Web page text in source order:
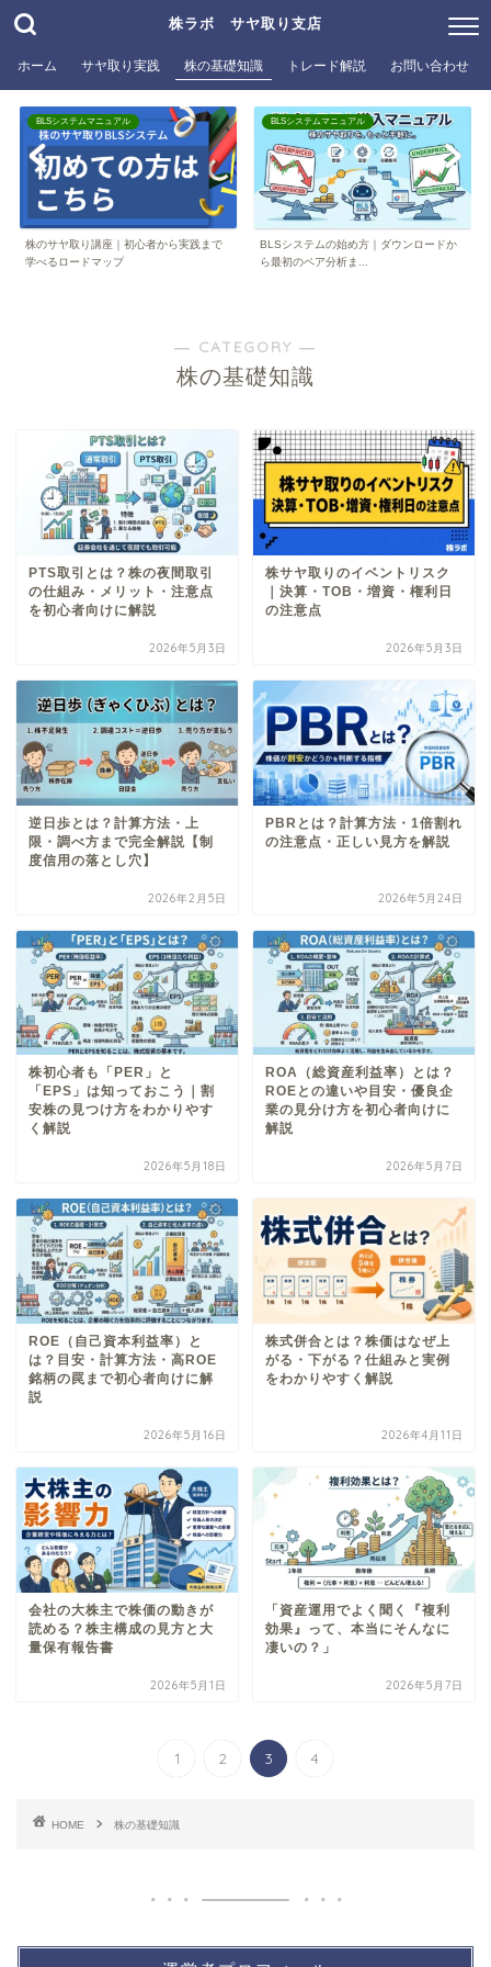
株ラボ サヤ取り支店
ホーム サヤ取り実践 株の基礎知識 トレード解説 お問い合わせ
BLSシステムマニュアル
株のサヤ取り講座｜初心者から実践まで
学べるロードマップ
BLSシステムマニュアル
BLSシステムの始め方｜ダウンロードか
ら最初のペア分析ま...
― CATEGORY ―
株の基礎知識
PTS取引とは？株の夜間取引
の仕組み・メリット・注意点
を初心者向けに解説
2026年5月3日
株サヤ取りのイベントリスク
｜決算・TOB・増資・権利日
の注意点
2026年5月3日
逆日歩とは？計算方法・上
限・調べ方まで完全解説【制
度信用の落とし穴】
2026年2月5日
PBRとは？計算方法・1倍割れ
の注意点・正しい見方を解説
2026年5月24日
株初心者も「PER」と
「EPS」は知っておこう｜割
安株の見つけ方をわかりやす
く解説
2026年5月18日
ROA（総資産利益率）とは？
ROEとの違いや目安・優良企
業の見分け方を初心者向けに
解説
2026年5月7日
ROE（自己資本利益率）と
は？目安・計算方法・高ROE
銘柄の罠まで初心者向けに解
説
2026年5月16日
株式併合とは？株価はなぜ上
がる・下がる？仕組みと実例
をわかりやすく解説
2026年4月11日
会社の大株主で株価の動きが
読める？株主構成の見方と大
量保有報告書
2026年5月1日
「資産運用でよく聞く『複利
効果』って、本当にそんなに
凄いの？」
2026年5月7日
1 2 3 4
HOME 株の基礎知識